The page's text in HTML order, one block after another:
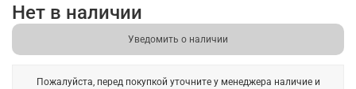
Нет в наличии
Уведомить о наличии
Пожалуйста, перед покупкой уточните у менеджера наличие и